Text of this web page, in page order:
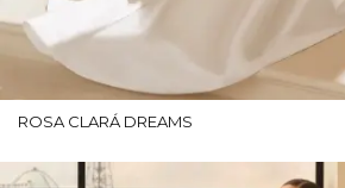
ROSA CLARÁ DREAMS